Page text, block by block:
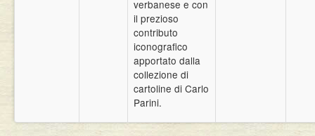
verbanese e con
il prezioso
contributo
iconografico
apportato dalla
collezione di
cartoline di Carlo
Parini.